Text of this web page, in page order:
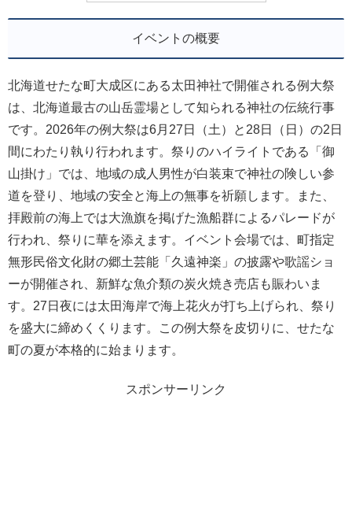
イベントの概要
北海道せたな町大成区にある太田神社で開催される例大祭
は、北海道最古の山岳霊場として知られる神社の伝統行事
です。2026年の例大祭は6月27日（土）と28日（日）の2日
間にわたり執り行われます。祭りのハイライトである「御
山掛け」では、地域の成人男性が白装束で神社の険しい参
道を登り、地域の安全と海上の無事を祈願します。また、
拝殿前の海上では大漁旗を掲げた漁船群によるパレードが
行われ、祭りに華を添えます。イベント会場では、町指定
無形民俗文化財の郷土芸能「久遠神楽」の披露や歌謡ショ
ーが開催され、新鮮な魚介類の炭火焼き売店も賑わいま
す。27日夜には太田海岸で海上花火が打ち上げられ、祭り
を盛大に締めくくります。この例大祭を皮切りに、せたな
町の夏が本格的に始まります。
スポンサーリンク